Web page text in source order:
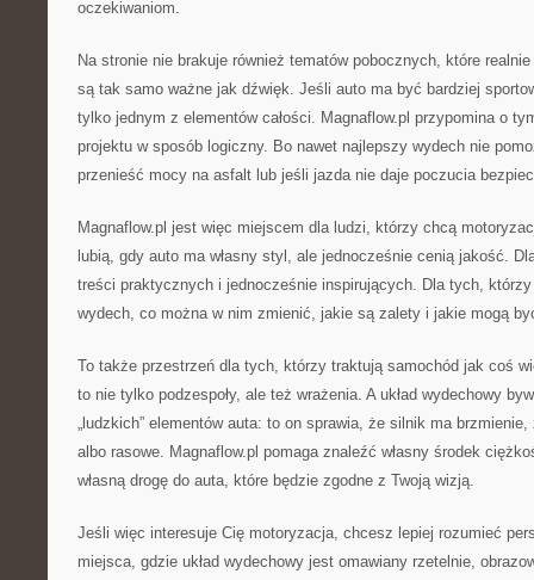
oczekiwaniom.
Na stronie nie brakuje również tematów pobocznych, które
są tak samo ważne jak dźwięk. Jeśli auto ma być bardziej
tylko jednym z elementów całości. Magnaflow.pl przypomina o
projektu w sposób logiczny. Bo nawet najlepszy wydech nie
przenieść mocy na asfalt lub jeśli jazda nie daje poczucia
Magnaflow.pl jest więc miejscem dla ludzi, którzy chcą
lubią, gdy auto ma własny styl, ale jednocześnie cenią jakość.
treści praktycznych i jednocześnie inspirujących. Dla tych,
wydech, co można w nim zmienić, jakie są zalety i jakie mogą
To także przestrzeń dla tych, którzy traktują samochód jak coś
to nie tylko podzespoły, ale też wrażenia. A układ wydechowy
„ludzkich” elementów auta: to on sprawia, że silnik ma
albo rasowe. Magnaflow.pl pomaga znaleźć własny środek
własną drogę do auta, które będzie zgodne z Twoją wizją.
Jeśli więc interesuje Cię motoryzacja, chcesz lepiej rozumieć
miejsca, gdzie układ wydechowy jest omawiany rzetelnie,